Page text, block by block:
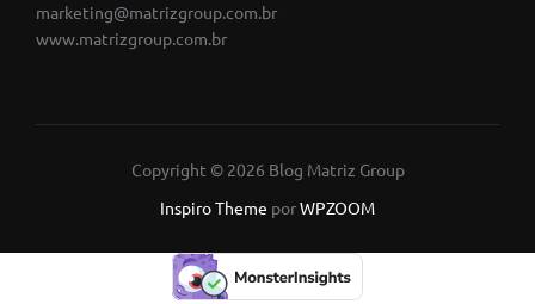
marketing@matrizgroup.com.br
www.matrizgroup.com.br
Copyright © 2026 Blog Matriz Group
Inspiro Theme porWPZOOM